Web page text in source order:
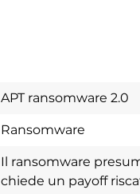
APT ransomware 2.0
Ransomware
Il ransomware
chiede un payoff